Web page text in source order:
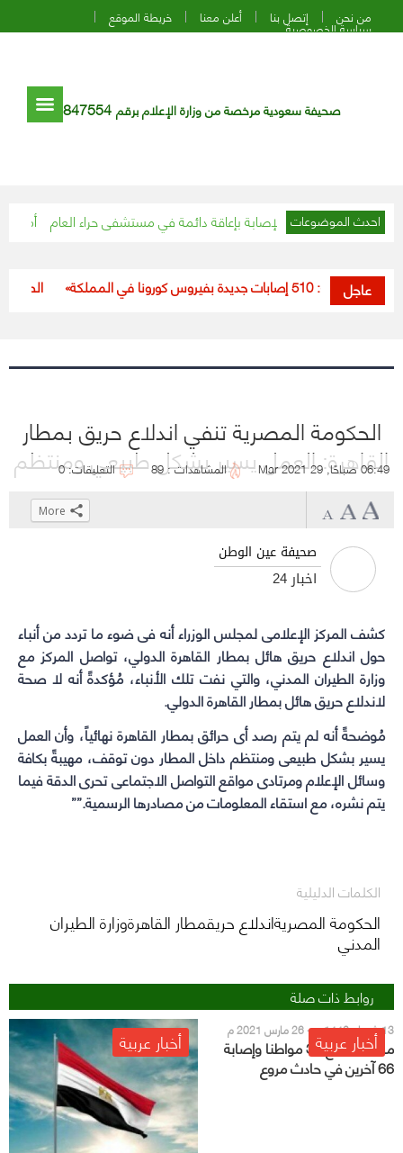
من نحن إتصل بنا أعلن معنا خريطة الموقع
سياسة الخصوصية
صحيفة سعودية مرخصة من وزارة الإعلام برقم 847554
احدث الموضوعات
مريضة من خطر الإصابة بإعاقة دائمة في مستشفى حراء العام أمانة
عاجل «الصحة» تعلن تسجيل 502 «الصحة»: 510 إصابات جديدة بفيروس كورونا في المملكة
الحكومة المصرية تنفي اندلاع حريق بمطار
القاهرة: العمل يسير بشكل طبيعي ومنتظم
06:49 صباحًا, 29 Mar 2021 المشاهدات : 89 التعليقات: 0
صحيفة عين الوطن
أخبار 24
كشف المركز الإعلامى لمجلس الوزراءأنه فى ضوء ما تردد من أنباء
حول اندلاع حريق هائل بمطار القاهرة الدولي، تواصل المركز مع
وزارة الطيران المدني، والتي نفت تلك الأنباء، مُؤكدةً أنه لا صحة
لاندلاع حريق هائل بمطار القاهرة الدولي.
مُوضحةً أنه لم يتم رصد أى حرائق بمطار القاهرة نهائياً، وأن العمل
يسير بشكل طبيعى ومنتظم داخل المطار دون توقف، مهيبةً بكافة
وسائل الإعلام ومرتادى مواقع التواصل الاجتماعى تحرى الدقة فيما
يتم نشره، مع استقاء المعلومات من مصادرها الرسمية.””
(Opens
in
new
window)
(Opens
in
new
(Opens
in
new
Click
(Opens
in
new
More
الكلمات الدليلية
الحكومة المصريةاندلاع حريقمطار القاهرةوزارة الطيران
المدني
روابط ذات صلة
أخبار عربية13 شعبان 1442 هـ - 26 مارس 2021 م
مصر: مصرع 32 مواطنا وإصابة
66 آخرين في حادث مروع
أخبار عربية